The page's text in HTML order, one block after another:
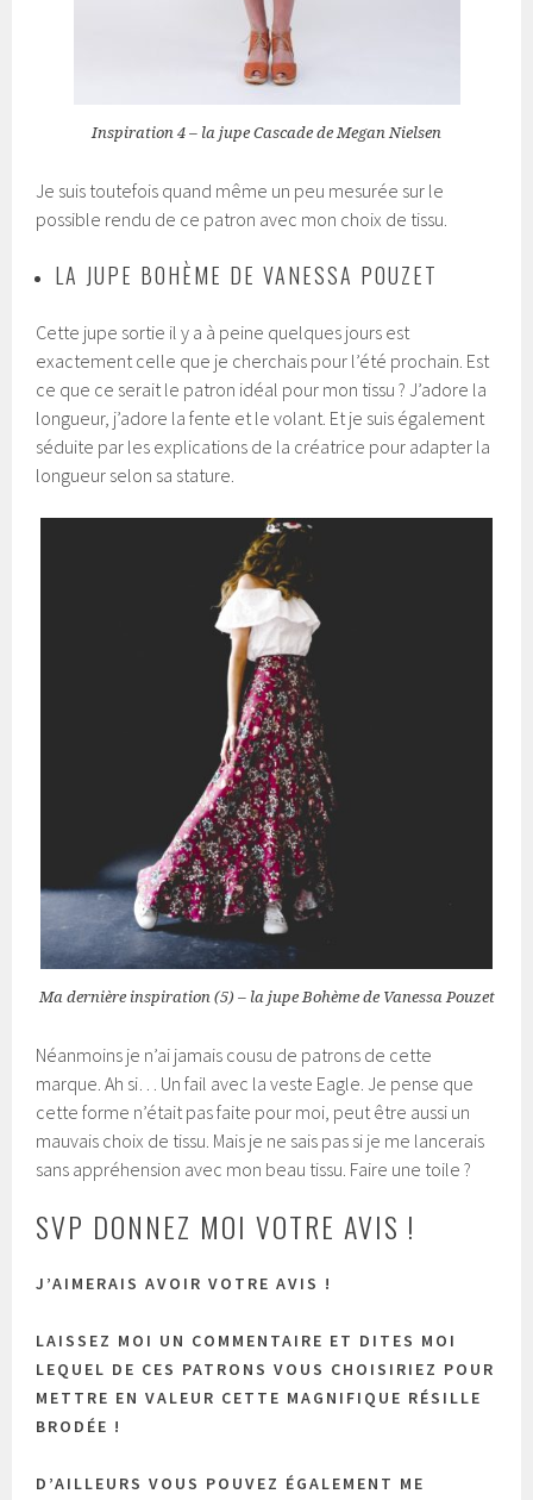
Inspiration 4 – la jupe Cascade de Megan Nielsen
Je suis toutefois quand même un peu mesurée sur le
possible rendu de ce patron avec mon choix de tissu.
LA JUPE BOHÈME DE VANESSA POUZET
Cette jupe sortie il y a à peine quelques jours est
exactement celle que je cherchais pour l’été prochain. Est
ce que ce serait le patron idéal pour mon tissu ? J’adore la
longueur, j’adore la fente et le volant. Et je suis également
séduite par les explications de la créatrice pour adapter la
longueur selon sa stature.
Ma dernière inspiration (5) – la jupe Bohème de Vanessa Pouzet
Néanmoins je n’ai jamais cousu de patrons de cette
marque. Ah si… Un fail avec la veste Eagle. Je pense que
cette forme n’était pas faite pour moi, peut être aussi un
mauvais choix de tissu. Mais je ne sais pas si je me lancerais
sans appréhension avec mon beau tissu. Faire une toile ?
SVP DONNEZ MOI VOTRE AVIS !
J’AIMERAIS AVOIR VOTRE AVIS !
LAISSEZ MOI UN COMMENTAIRE ET DITES MOI
LEQUEL DE CES PATRONS VOUS CHOISIRIEZ POUR
METTRE EN VALEUR CETTE MAGNIFIQUE RÉSILLE
BRODÉE !
D’AILLEURS VOUS POUVEZ ÉGALEMENT ME